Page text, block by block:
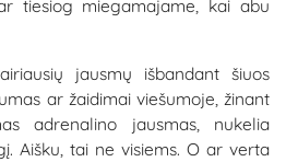
tiesiog miegamajame, kai abu
jausmų išbandant šiuos
ar žaidimai viešumoje, žinant
adrenalino jausmas, nukelia
Aišku, tai ne visiems. O ar verta